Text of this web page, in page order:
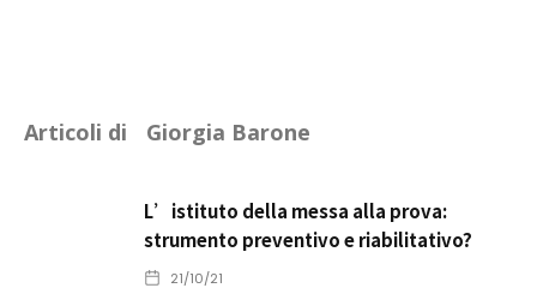
Articoli di Giorgia Barone
L’istituto della messa alla prova:
strumento preventivo e riabilitativo?
21/10/21